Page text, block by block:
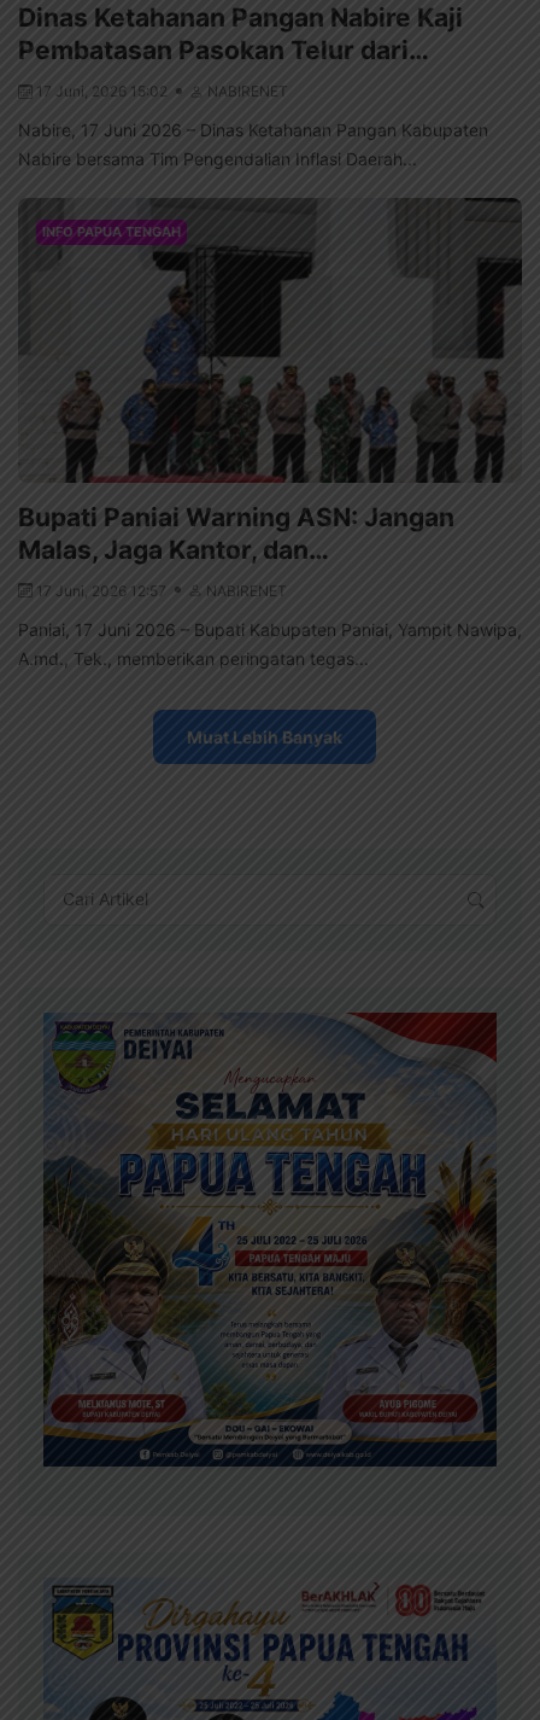
Dinas Ketahanan Pangan Nabire Kaji
Pembatasan Pasokan Telur dari…
17 Juni, 2026 15:02 NABIRENET
Nabire, 17 Juni 2026 – Dinas Ketahanan Pangan Kabupaten
Nabire bersama Tim Pengendalian Inflasi Daerah...
INFO PAPUA TENGAH
Bupati Paniai Warning ASN: Jangan
Malas, Jaga Kantor, dan…
17 Juni, 2026 12:57 NABIRENET
Paniai, 17 Juni 2026 – Bupati Kabupaten Paniai, Yampit Nawipa,
A.md., Tek., memberikan peringatan tegas...
Muat Lebih Banyak